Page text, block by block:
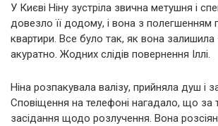
У Києві Ніну зустріла звична метушня і
довезло її додому, і вона з полегшенням
квартири. Все було так, як вона
акуратно. Жодних слідів повернення Іллі.
Ніна розпакувала валізу, прийняла душ і
Сповіщення на телефоні нагадало, що за
засідання щодо розлучення. Вона